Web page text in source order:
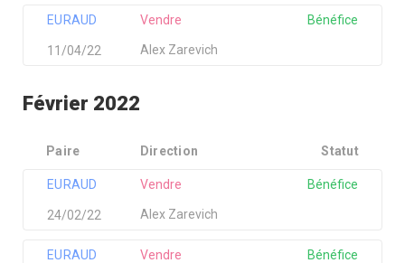
EURAUD
Alex Zarevich
Vendre
11/04/22
Bénéfice
Février 2022
Paire Direction Statut
EURAUD
Alex Zarevich
Vendre
24/02/22
Bénéfice
EURAUD Vendre Bénéfice